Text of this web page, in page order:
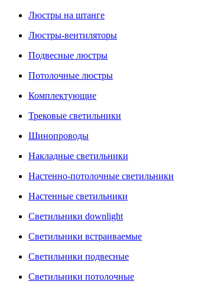
Люстры на штанге
Люстры-вентиляторы
Подвесные люстры
Потолочные люстры
Комплектующие
Трековые светильники
Шинопроводы
Накладные светильники
Настенно-потолочные светильники
Настенные светильники
Светильники downlight
Светильники встраиваемые
Светильники подвесные
Светильники потолочные